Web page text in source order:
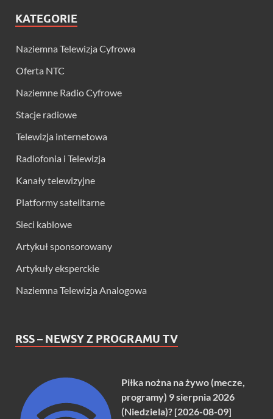
KATEGORIE
Naziemna Telewizja Cyfrowa
Oferta NTC
Naziemne Radio Cyfrowe
Stacje radiowe
Telewizja internetowa
Radiofonia i Telewizja
Kanały telewizyjne
Platformy satelitarne
Sieci kablowe
Artykuł sponsorowany
Artykuły eksperckie
Naziemna Telewizja Analogowa
RSS – NEWSY Z PROGRAMU TV
Piłka nożna na żywo (mecze,
programy) 9 sierpnia 2026
(Niedziela)? [2026-08-09]